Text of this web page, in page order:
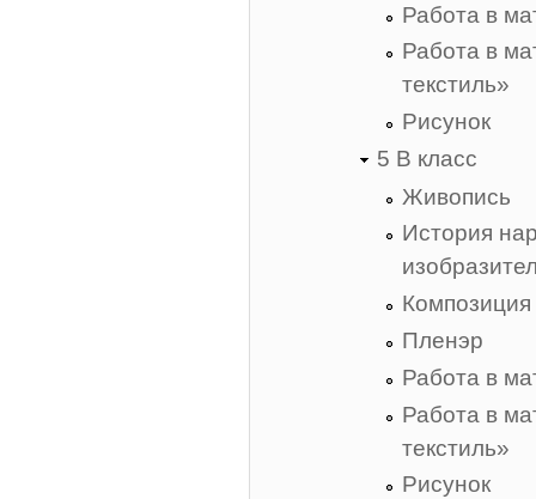
Работа в
Работа в
текстиль»
Рисунок
5 В класс
Живопись
История
Пленэр
Работа в
Работа в
текстиль»
Рисунок